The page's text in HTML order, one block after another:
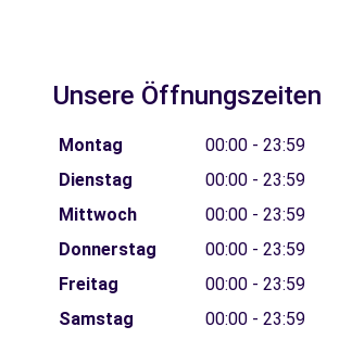
Unsere Öffnungszeiten
Montag
00:00 - 23:59
Dienstag
00:00 - 23:59
Mittwoch
00:00 - 23:59
Donnerstag
00:00 - 23:59
Freitag
00:00 - 23:59
Samstag
00:00 - 23:59